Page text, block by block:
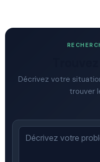
Décrivez votre
trouver